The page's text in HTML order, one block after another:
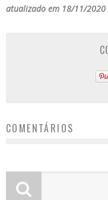
atualizado em 18/11/2020
COMENTÁRIOS